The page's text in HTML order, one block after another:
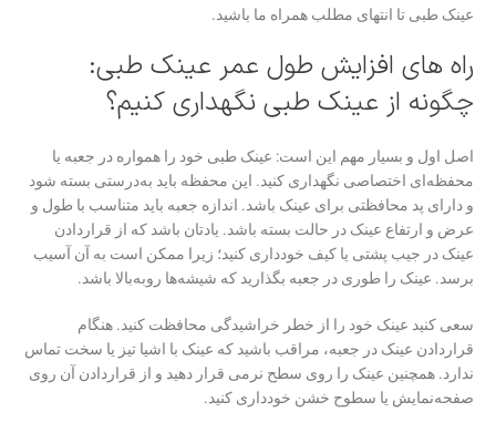
عینک طبی تا انتهای مطلب همراه ما باشید.
راه های افزایش طول عمر عینک طبی:
چگونه از عینک طبی نگهداری کنیم؟
اصل اول و بسیار مهم این است: عینک طبی خود را همواره در جعبه یا
محفظه‌ای اختصاصی نگهداری کنید. این محفظه باید به‌درستی بسته شود
و دارای پد محافظتی برای عینک باشد. اندازه جعبه باید متناسب با طول و
عرض و ارتفاع عینک در حالت بسته باشد. یادتان باشد که از قراردادن
عینک در جیب پشتی یا کیف خودداری کنید؛ زیرا ممکن است به آن آسیب
برسد. عینک را طوری در جعبه بگذارید که شیشه‌ها روبه‌بالا باشد.
سعی کنید عینک خود را از خطر خراشیدگی محافظت کنید. هنگام
قراردادن عینک در جعبه، مراقب باشید که عینک با اشیا تیز یا سخت تماس
ندارد. همچنین عینک را روی سطح نرمی قرار دهید و از قراردادن آن روی
صفحه‌نمایش یا سطوح خشن خودداری کنید.